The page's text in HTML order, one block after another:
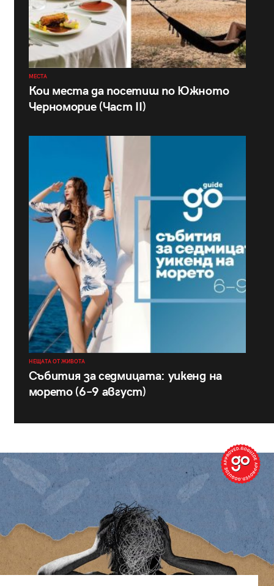
МЕСТА
Кои места да посетиш по Южното
Черноморие (Част II)
НЕЩАТА ОТ ЖИВОТА
Събития за седмицата: уикенд на
морето (6–9 август)